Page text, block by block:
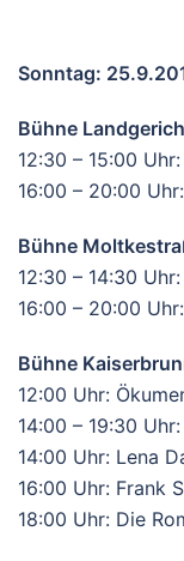
Sonntag:
Bühne
12:30 – 15:00
16:00 – 20:00
Bühne
12:30 – 14:30
16:00 – 20:00
Bühne
12:00 Uhr:
14:00 – 19:30
14:00 Uhr: Lena
16:00 Uhr: Frank
18:00 Uhr: Die